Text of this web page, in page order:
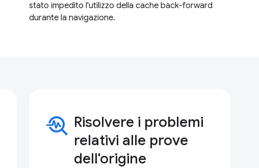
stato impedito l'utilizzo della cache back-forward
durante la navigazione.
troubleshoot Risolvere i problemi
relativi alle prove
dell'origine